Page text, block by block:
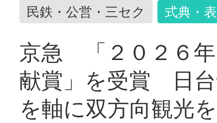
民鉄・公営・三セク 式典・
京急 「２０２６
献賞」を受賞 日
を軸に双方向観光